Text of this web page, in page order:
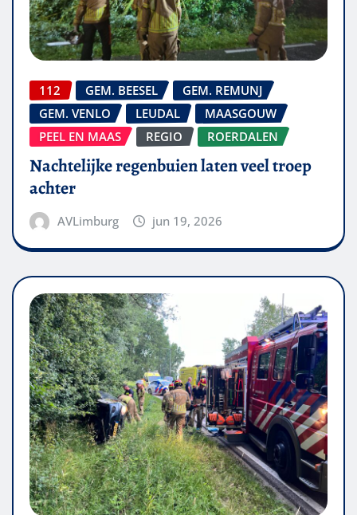
112 GEM. BEESEL
GEM. REMUNJ
GEM. VENLO
LEUDAL
MAASGOUW
PEEL EN MAAS
REGIO ROERDALEN
Nachtelijke regenbuien laten veel troep
achter
AVLimburg jun 19, 2026